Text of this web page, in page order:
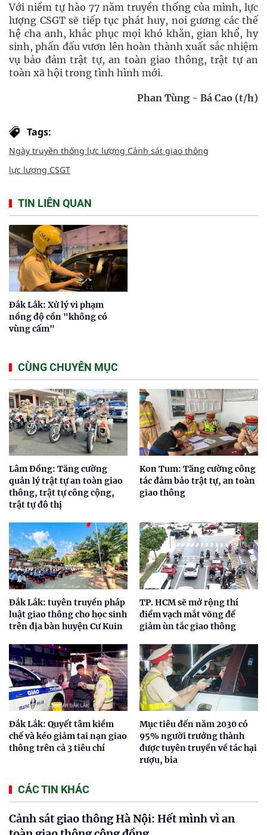
Với niềm tự hào 77 năm truyền thống của mình, lực
lượng CSGT sẽ tiếp tục phát huy, noi gương các thế
hệ cha anh, khắc phục mọi khó khăn, gian khổ, hy
sinh, phấn đấu vươn lên hoàn thành xuất sắc nhiệm
vụ bảo đảm trật tự, an toàn giao thông, trật tự an
toàn xã hội trong tình hình mới.
Phan Tùng - Bá Cao (t/h)
Tags:
Ngày truyền thống lực lượng Cảnh sát giao thông
lực lượng CSGT
TIN LIÊN QUAN
Đắk Lắk: Xử lý vi phạm
nồng độ cồn "không có
vùng cấm"
CÙNG CHUYÊN MỤC
Lâm Đồng: Tăng cường
quản lý trật tự an toàn giao
thông, trật tự công cộng,
trật tự đô thị
Kon Tum: Tăng cường công
tác đảm bảo trật tự, an toàn
giao thông
Đắk Lắk: tuyên truyền pháp
luật giao thông cho học sinh
trên địa bàn huyện Cư Kuin
TP. HCM sẽ mở rộng thí
điểm vạch mắt võng để
giảm ùn tắc giao thông
Đắk Lắk: Quyết tâm kiềm
chế và kéo giảm tai nạn giao
thông trên cả 3 tiêu chí
Mục tiêu đến năm 2030 có
95% người trưởng thành
được tuyên truyền về tác hại
rượu, bia
CÁC TIN KHÁC
Cảnh sát giao thông Hà Nội: Hết mình vì an